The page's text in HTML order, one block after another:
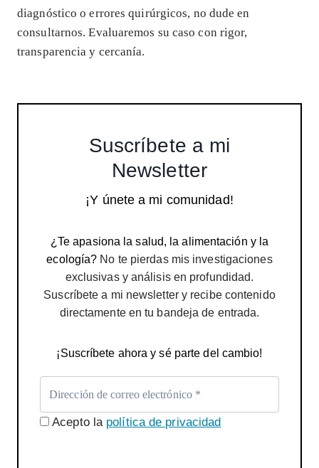
diagnóstico o errores quirúrgicos, no dude en
consultarnos. Evaluaremos su caso con rigor,
transparencia y cercanía.
Suscríbete a mi
Newsletter
¡Y únete a mi comunidad!
¿Te apasiona la salud, la alimentación y la
ecología? No te pierdas mis investigaciones
exclusivas y análisis en profundidad.
Suscríbete a mi newsletter y recibe contenido
directamente en tu bandeja de entrada.
¡Suscríbete ahora y sé parte del cambio!
Acepto la política de privacidad